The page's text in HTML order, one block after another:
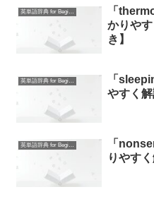
英単語辞典 for Beginners
「
かりや
き】
英単語辞典 for Beginners
「
やすく解
英単語辞典 for Beginners
「
りやす